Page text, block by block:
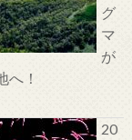
グ
マ
が
！
20